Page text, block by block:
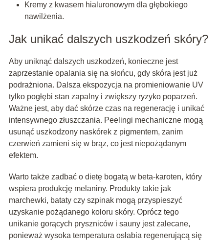
Kremy z kwasem hialuronowym dla głębokiego
nawilżenia.
Jak unikać dalszych uszkodzeń skóry?
Aby uniknąć dalszych uszkodzeń, konieczne jest
zaprzestanie opalania się na słońcu, gdy skóra jest już
podrażniona. Dalsza ekspozycja na promieniowanie UV
tylko pogłębi stan zapalny i zwiększy ryzyko poparzeń.
Ważne jest, aby dać skórze czas na regenerację i unikać
intensywnego złuszczania. Peelingi mechaniczne mogą
usunąć uszkodzony naskórek z pigmentem, zanim
czerwień zamieni się w brąz, co jest niepożądanym
efektem.
Warto także zadbać o dietę bogatą w beta-karoten, który
wspiera produkcję melaniny. Produkty takie jak
marchewki, bataty czy szpinak mogą przyspieszyć
uzyskanie pożądanego koloru skóry. Oprócz tego
unikanie gorących pryszniców i sauny jest zalecane,
ponieważ wysoka temperatura osłabia regenerującą się